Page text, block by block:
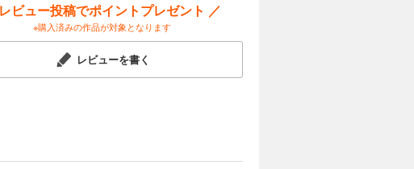
ビュー投稿でポイントプレゼント ／
※購入済みの作品が対象となります
レビューを書く